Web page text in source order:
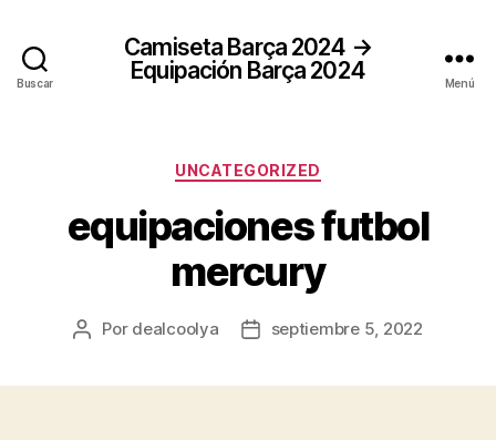
Buscar
Camiseta Barça 2024 →
Equipación Barça 2024
Menú
Categorías
UNCATEGORIZED
equipaciones futbol
mercury
Autor
Por dealcoolya
Fechaseptiembre 5, 2022